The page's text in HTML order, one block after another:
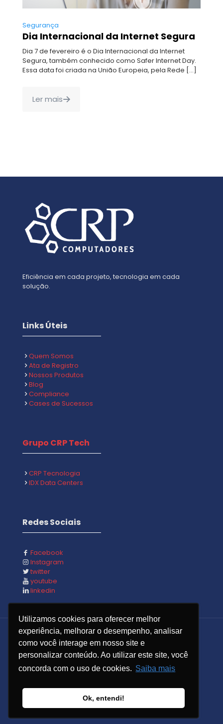
Utilizamos cookies para oferecer melhor
experiência, melhorar o desempenho, analisar
como você interage em nosso site e
personalizar conteúdo. Ao utilizar este site, você
concorda com o uso de cookies. Saiba mais
Ok, entendi!
Segurança
Dia Internacional da Internet Segura
Dia 7 de fevereiro é o Dia Internacional da Internet
Segura, também conhecido como Safer Internet Day.
Essa data foi criada na União Europeia, pela Rede […]
Ler mais
Eficiência em cada projeto, tecnologia em cada
solução.
Links Úteis
Quem Somos
Ata de Registro
Nossos Produtos
Blog
Compliance
Cases de Sucessos
Grupo CRP Tech
CRP Tecnologia
IDX Data Centers
Redes Sociais
Facebook
Instagram
twitter
youtube
linkedin
© 2023 CRP Computadores - Todos os Direitos
Reservados - Feito com
por